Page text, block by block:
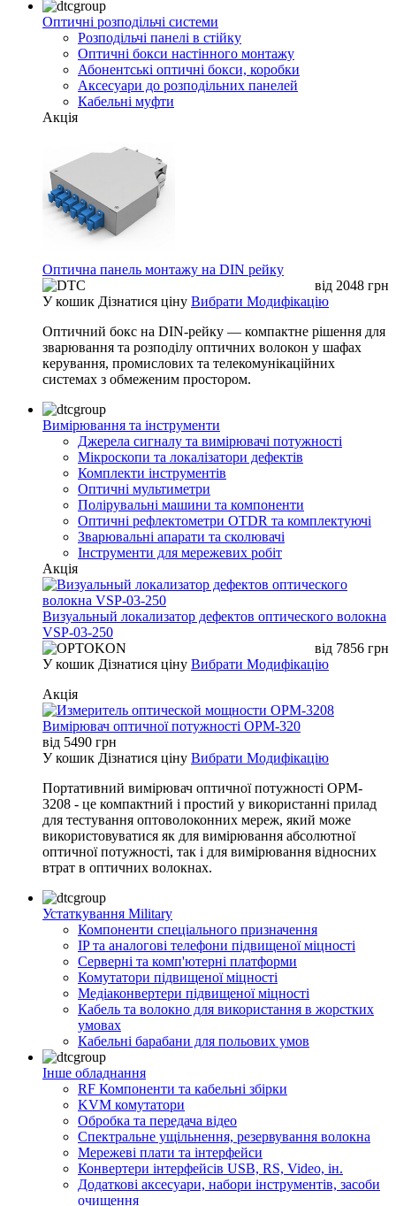
Оптичні розподільчі системи
Розподільчі панелі в стійку
Оптичні бокси настінного монтажу
Абонентські оптичні бокси, коробки
Аксесуари до розподільних панелей
Кабельні муфти
Акція
Оптична панель монтажу на DIN рейку
від 2048 грн
У кошик Дізнатися ціну Вибрати Модифікацію
Оптичний бокс на DIN-рейку — компактне рішення для
зварювання та розподілу оптичних волокон у шафах
керування, промислових та телекомунікаційних
системах з обмеженим простором.
Вимірювання та інструменти
Джерела сигналу та вимірювачі потужності
Мікроскопи та локалізатори дефектів
Комплекти інструментів
Оптичні мультиметри
Полірувальні машини та компоненти
Оптичні рефлектометри OTDR та комплектуючі
Зварювальні апарати та сколювачі
Інструменти для мережевих робіт
Акція
Визуальный локализатор дефектов оптического волокна
VSP-03-250
від 7856 грн
У кошик Дізнатися ціну Вибрати Модифікацію
Акція
Вимірювач оптичної потужності OPM-320
від 5490 грн
У кошик Дізнатися ціну Вибрати Модифікацію
Портативний вимірювач оптичної потужності OPM-
3208 - це компактний і простий у використанні прилад
для тестування оптоволоконних мереж, який може
використовуватися як для вимірювання абсолютної
оптичної потужності, так і для вимірювання відносних
втрат в оптичних волокнах.
Устаткування Military
Компоненти спеціального призначення
IP та аналогові телефони підвищеної міцності
Серверні та комп'ютерні платформи
Комутатори підвищеної міцності
Медіаконвертери підвищеної міцності
Кабель та волокно для використання в жорстких
умовах
Кабельні барабани для польових умов
Інше обладнання
RF Компоненти та кабельні збірки
KVM комутатори
Обробка та передача відео
Спектральне ущільнення, резервування волокна
Мережеві плати та інтерфейси
Конвертери інтерфейсів USB, RS, Video, ін.
Додаткові аксесуари, набори інструментів, засоби
очищення